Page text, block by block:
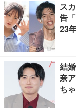
ス
告
23
結
奈
ち